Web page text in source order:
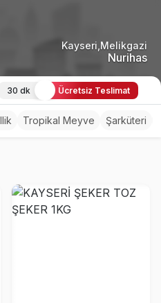
Kayseri,Melikgazi
Nurihas
30 dk Ücretsiz Teslimat
Tropikal Meyve Şarküteri